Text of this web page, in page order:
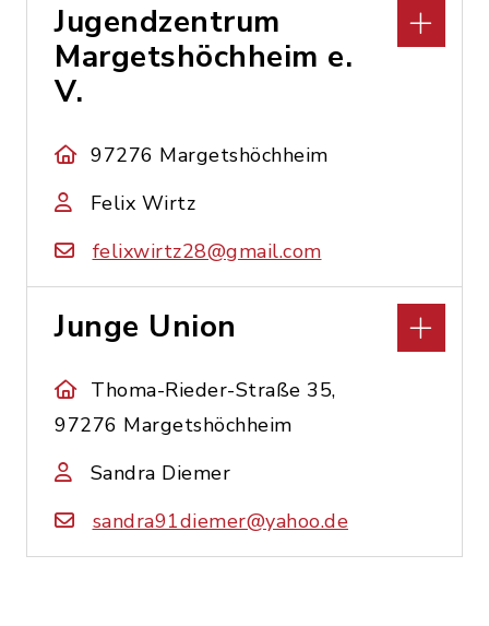
Jugendzentrum
Margetshöchheim e.
V.
97276 Margetshöchheim
Felix Wirtz
felixwirtz28@gmail.com
Junge Union
Thoma-Rieder-Straße 35,
97276 Margetshöchheim
Sandra Diemer
sandra91diemer@yahoo.de